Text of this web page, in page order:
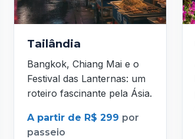
Tailândia
Bangkok, Chiang Mai e o
Festival das Lanternas: um
roteiro fascinante pela Ásia.
A partir de R$ 299 por
passeio